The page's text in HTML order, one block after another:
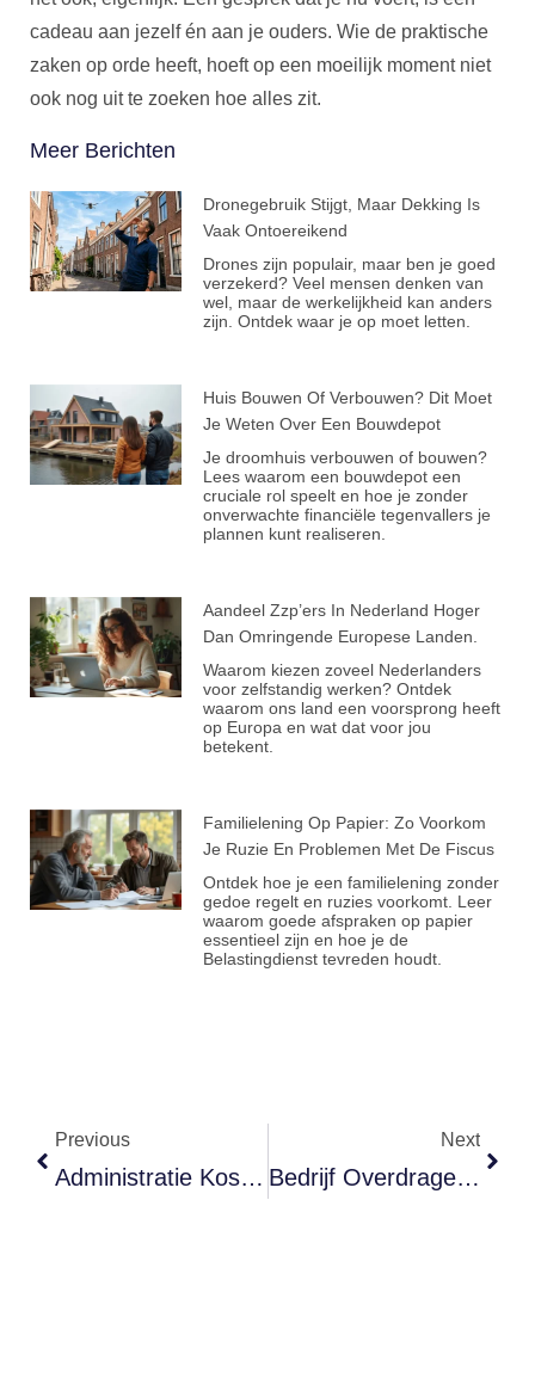
cadeau aan jezelf én aan je ouders. Wie de praktische
zaken op orde heeft, hoeft op een moeilijk moment niet
ook nog uit te zoeken hoe alles zit.
Meer Berichten
Dronegebruik Stijgt, Maar Dekking Is
Vaak Ontoereikend
Drones zijn populair, maar ben je goed
verzekerd? Veel mensen denken van
wel, maar de werkelijkheid kan anders
zijn. Ontdek waar je op moet letten.
Huis Bouwen Of Verbouwen? Dit Moet
Je Weten Over Een Bouwdepot
Je droomhuis verbouwen of bouwen?
Lees waarom een bouwdepot een
cruciale rol speelt en hoe je zonder
onverwachte financiële tegenvallers je
plannen kunt realiseren.
Aandeel Zzp’ers In Nederland Hoger
Dan Omringende Europese Landen.
Waarom kiezen zoveel Nederlanders
voor zelfstandig werken? Ontdek
waarom ons land een voorsprong heeft
op Europa en wat dat voor jou
betekent.
Familielening Op Papier: Zo Voorkom
Je Ruzie En Problemen Met De Fiscus
Ontdek hoe je een familielening zonder
gedoe regelt en ruzies voorkomt. Leer
waarom goede afspraken op papier
essentieel zijn en hoe je de
Belastingdienst tevreden houdt.
Previous
Administratie Kost Je Als Ondernemer Vaak 8 Uur Per Week, Zo Pak Je Tijd Terug
Next
Bedrijf Overdragen Aan Je Kind? Begin Tien Jaar Eerder Met Plannen